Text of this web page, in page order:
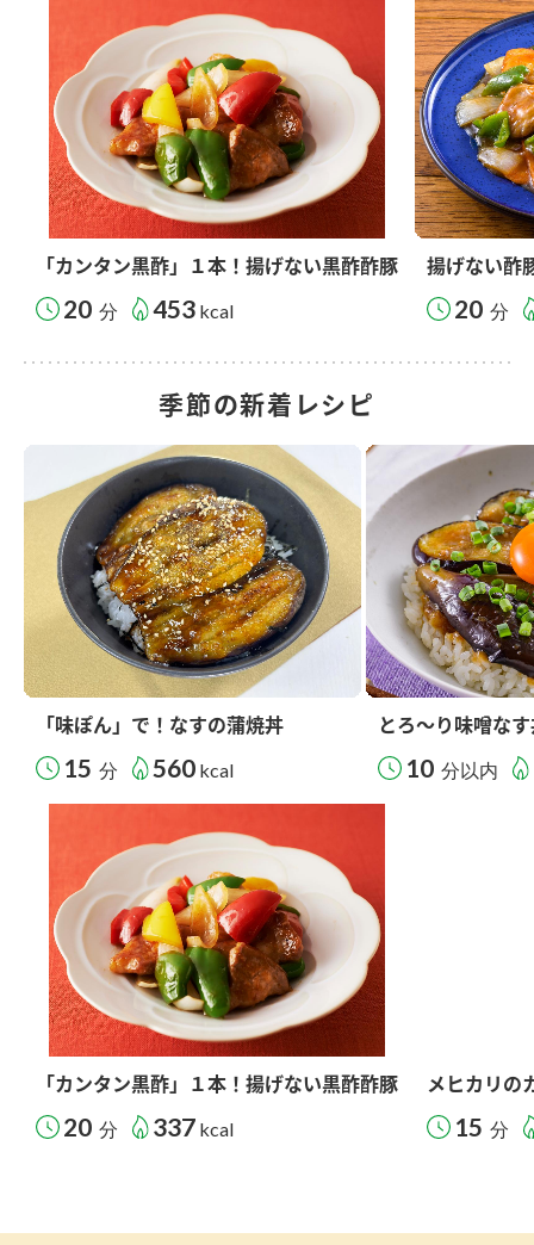
「カンタン黒酢」１本！揚げない黒酢酢豚
20 分 453 kcal
揚げない酢
20 分
季節の新着レシピ
「味ぽん」で！なすの蒲焼丼
15 分 560 kcal
とろ～り味噌な
10 分以内
「カンタン黒酢」１本！揚げない黒酢酢豚
20 分 337 kcal
メヒカリの
15 分